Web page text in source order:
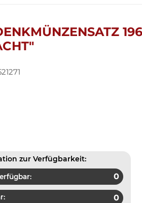
zur Verfügbarkeit:
0
0